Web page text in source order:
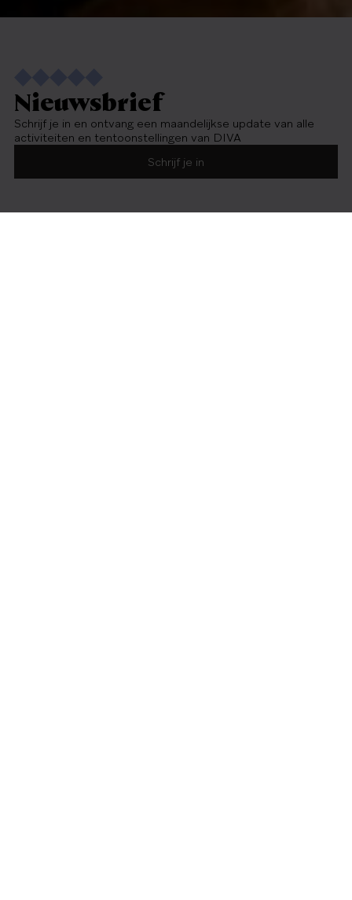
Nieuwsbrief
Schrijf je in en ontvang een maandelijkse update van alle
activiteiten en tentoonstellingen van DIVA
Schrijf je in